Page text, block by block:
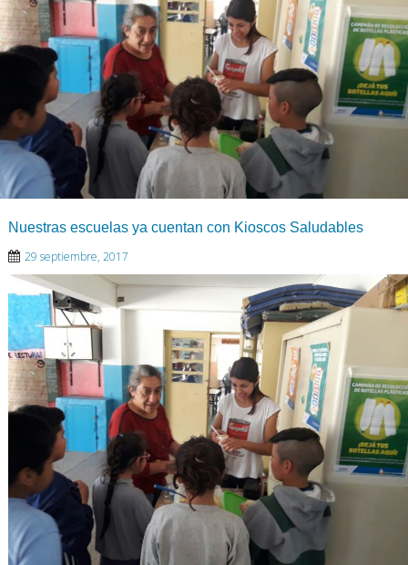
Nuestras escuelas ya cuentan con Kioscos Saludables
29 septiembre, 2017